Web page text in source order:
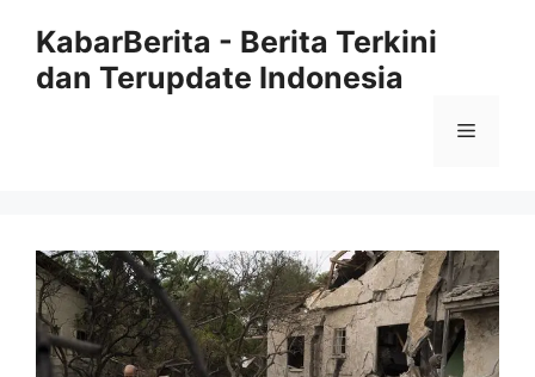
KabarBerita - Berita Terkini
dan Terupdate Indonesia
Menu